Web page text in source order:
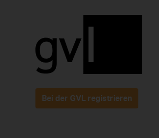
Bei der GVL registrieren